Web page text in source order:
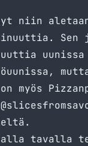
niin
uunissa
myös
tavalla